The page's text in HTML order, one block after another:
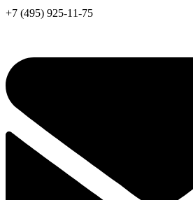
+7 (495) 925-11-75